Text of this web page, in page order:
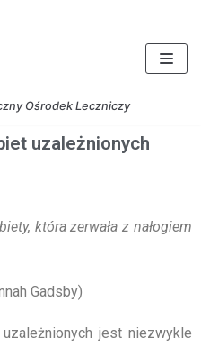
Ośrodek Leczniczy
uzależnionych
która zerwała z nałogiem
Gadsby)
jest niezwykle